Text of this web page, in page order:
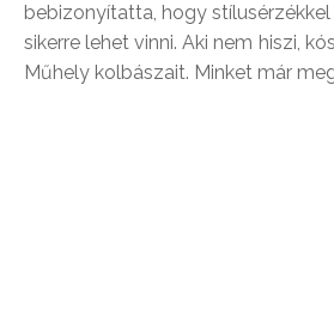
bebizonyítatta, hogy
sikerre lehet vinni. Aki nem hiszi,
Műhely kolbászait. Minket már